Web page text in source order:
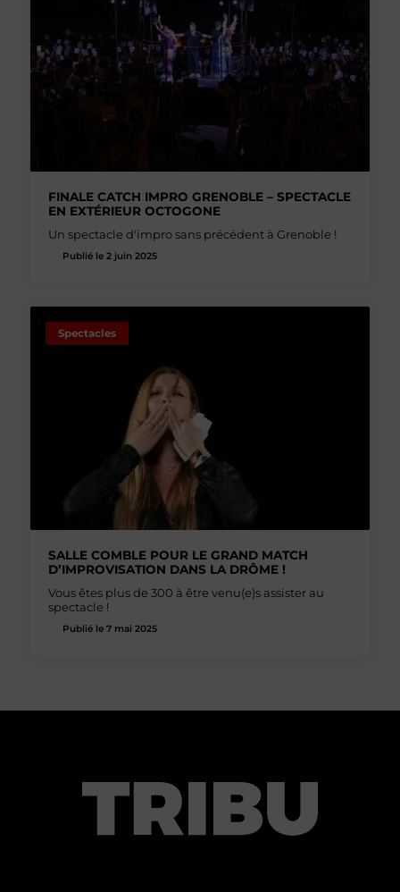
FINALE CATCH IMPRO GRENOBLE – SPECTACLE
EN EXTÉRIEUR OCTOGONE
Un spectacle d'impro sans précédent à Grenoble !
Publié le 2 juin 2025
Spectacles
SALLE COMBLE POUR LE GRAND MATCH
D’IMPROVISATION DANS LA DRÔME !
Vous êtes plus de 300 à être venu(e)s assister au
spectacle !
Publié le 7 mai 2025